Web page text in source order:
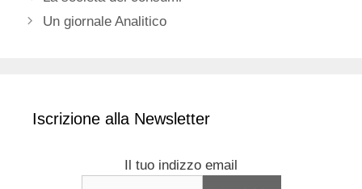
Un giornale Analitico
Iscrizione alla Newsletter
Il tuo indizzo email